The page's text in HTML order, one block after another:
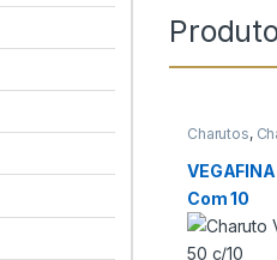
Charutos,
Página
Com 10